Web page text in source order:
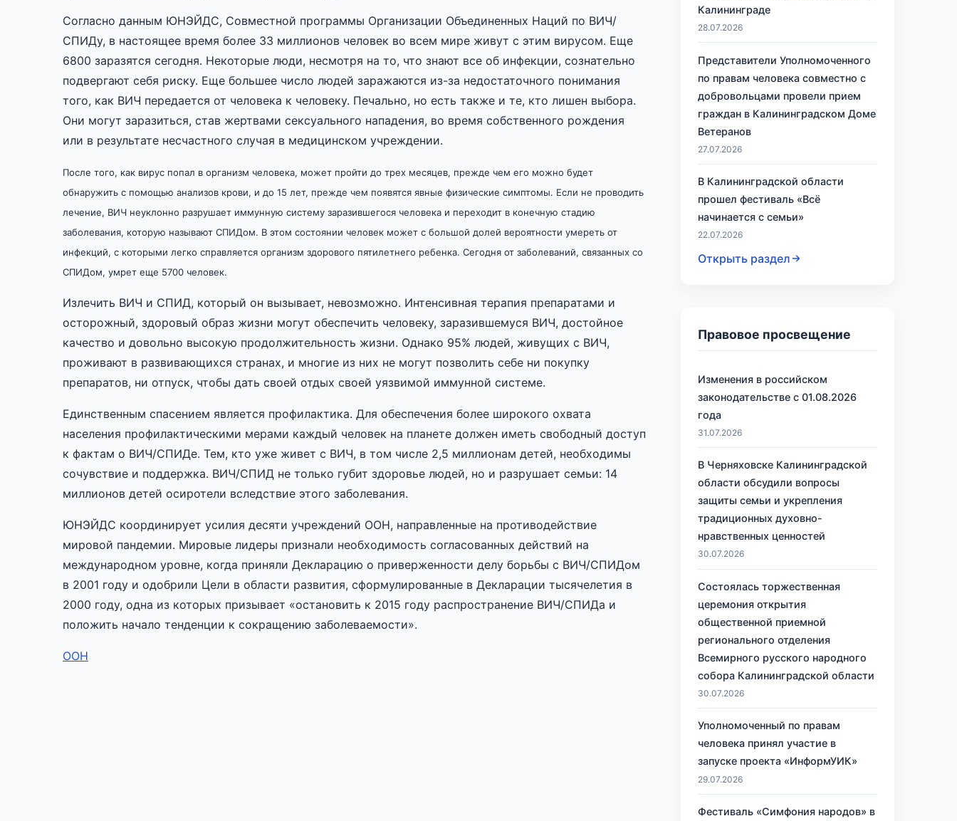
Согласно данным ЮНЭЙДС, Совместной программы Организации Объединенных Наций по ВИЧ/
СПИДу, в настоящее время более 33 миллионов человек во всем мире живут с этим вирусом. Еще
6800 заразятся сегодня. Некоторые люди, несмотря на то, что знают все об инфекции, сознательно
подвергают себя риску. Еще большее число людей заражаются из-за недостаточного понимания
того, как ВИЧ передается от человека к человеку. Печально, но есть также и те, кто лишен выбора.
Они могут заразиться, став жертвами сексуального нападения, во время собственного рождения
или в результате несчастного случая в медицинском учреждении.
После того, как вирус попал в организм человека, может пройти до трех месяцев, прежде чем его можно будет
обнаружить с помощью анализов крови, и до 15 лет, прежде чем появятся явные физические симптомы. Если не проводить
лечение, ВИЧ неуклонно разрушает иммунную систему заразившегося человека и переходит в конечную стадию
заболевания, которую называют СПИДом. В этом состоянии человек может с большой долей вероятности умереть от
инфекций, с которыми легко справляется организм здорового пятилетнего ребенка. Сегодня от заболеваний, связанных со
СПИДом, умрет еще 5700 человек.
Излечить ВИЧ и СПИД, который он вызывает, невозможно. Интенсивная терапия препаратами и
осторожный, здоровый образ жизни могут обеспечить человеку, заразившемуся ВИЧ, достойное
качество и довольно высокую продолжительность жизни. Однако 95% людей, живущих с ВИЧ,
проживают в развивающихся странах, и многие из них не могут позволить себе ни покупку
препаратов, ни отпуск, чтобы дать своей отдых своей уязвимой иммунной системе.
Единственным спасением является профилактика. Для обеспечения более широкого охвата
населения профилактическими мерами каждый человек на планете должен иметь свободный доступ
к фактам о ВИЧ/СПИДе. Тем, кто уже живет с ВИЧ, в том числе 2,5 миллионам детей, необходимы
сочувствие и поддержка. ВИЧ/СПИД не только губит здоровье людей, но и разрушает семьи: 14
миллионов детей осиротели вследствие этого заболевания.
ЮНЭЙДС координирует усилия десяти учреждений ООН, направленные на противодействие
мировой пандемии. Мировые лидеры признали необходимость согласованных действий на
международном уровне, когда приняли Декларацию о приверженности делу борьбы с ВИЧ/СПИДом
в 2001 году и одобрили Цели в области развития, сформулированные в Декларации тысячелетия в
2000 году, одна из которых призывает «остановить к 2015 году распространение ВИЧ/СПИДа и
положить начало тенденции к сокращению заболеваемости».
ООН
Калининграде
28.07.2026
Представители Уполномоченного
по правам человека совместно с
добровольцами провели прием
граждан в Калининградском Доме
Ветеранов
27.07.2026
В Калининградской области
прошел фестиваль «Всё
начинается с семьи»
22.07.2026
Открыть раздел
Правовое просвещение
Изменения в российском
законодательстве с 01.08.2026
года
31.07.2026
В Черняховске Калининградской
области обсудили вопросы
защиты семьи и укрепления
традиционных духовно-
нравственных ценностей
30.07.2026
Состоялась торжественная
церемония открытия
общественной приемной
регионального отделения
Всемирного русского народного
собора Калининградской области
30.07.2026
Уполномоченный по правам
человека принял участие в
запуске проекта «ИнформУИК»
29.07.2026
Фестиваль «Симфония народов» в